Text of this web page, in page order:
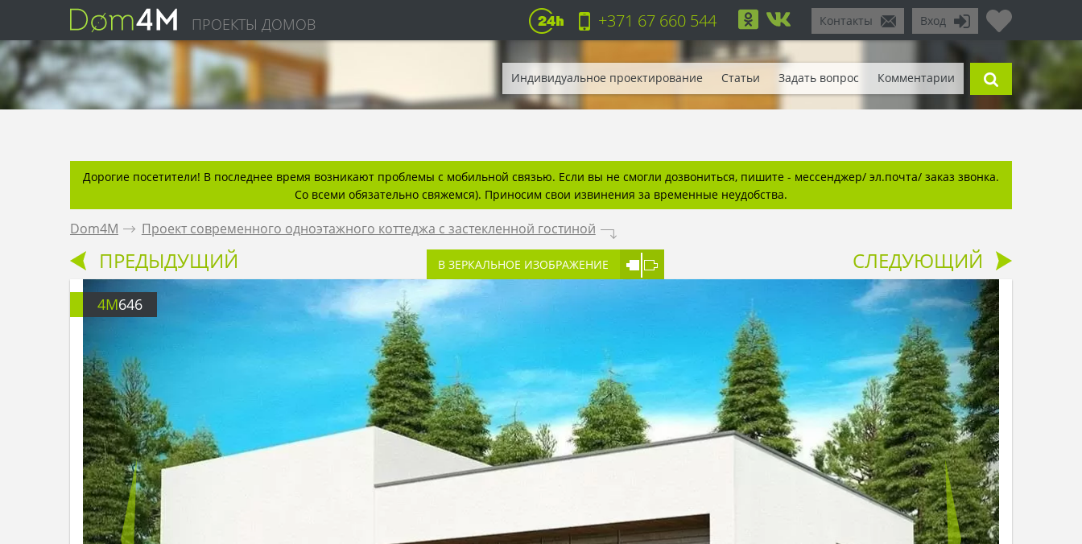
ПРОЕКТЫ ДОМОВ Вход
Контакты
+371 67 660 544
Индивидуальное проектирование Статьи Задать вопрос Комментарии
Дорогие посетители! В последнее время возникают проблемы с мобильной связью. Если вы не смогли дозвониться, пишите - мессенджер/ эл.почта/ заказ звонка.
Со всеми обязательно свяжемся). Приносим свои извинения за временные неудобства.
Dom4M . Проект современного одноэтажного коттеджа с застекленной гостиной .
ПРЕДЫДУЩИЙ В ЗЕРКАЛЬНОЕ ИЗОБРАЖЕНИЕ СЛЕДУЮЩИЙ
4M646